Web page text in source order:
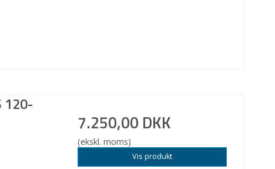
120-
7.250,00 DKK
(ekskl. moms)
Vis produkt